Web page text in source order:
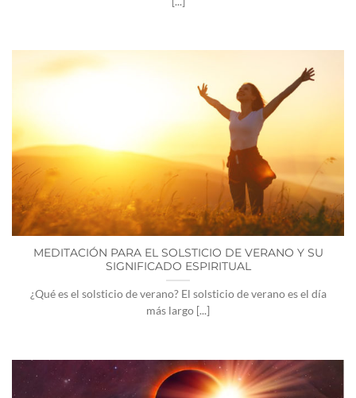
MEDITACIÓN PARA EL SOLSTICIO DE VERANO Y SU
SIGNIFICADO ESPIRITUAL
¿Qué es el solsticio de verano? El solsticio de verano es el día
más largo [...]